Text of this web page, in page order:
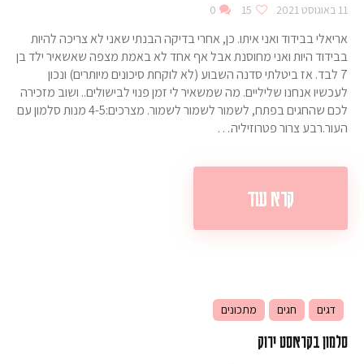
11 באוגוסט 2021 15
0
אריאלי בבידוד ואני איתו. כן, אחרי בדיקה הבנתי שאני לא צריכה להיות
בבידוד היות ואני מחוסנת אבל אף אחד לא באמת מצפה שאשאיר ילד בן
7 לבד. אז ביטלתי סדנה השבוע (לא לוקחת סיכונים מיותרים) ונכון
לעכשיו אנחנו שליליים. מה שמשאיר לי זמן פנוי לבישולים.. ושוב מזכירה
לכם שהחגים בפתח, לשמור לשמור לשמור. מצרכים:4-5 מנות סלמון עם
העור.רבע צרור פטרוזיליה…
קרא עוד
דגים חגים מתכונים
סלמון בקראסט ירוק